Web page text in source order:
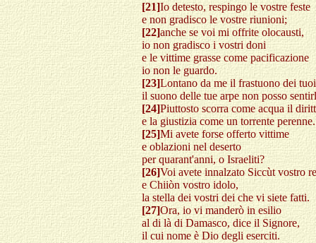
[21]Io detesto, respingo le vostre feste
e non gradisco le vostre riunioni;
[22]anche se voi mi offrite olocausti,
io non gradisco i vostri doni
e le vittime grasse come pacificazione
io non le guardo.
[23]Lontano da me il frastuono dei
il suono delle tue arpe non posso
[24]Piuttosto scorra come acqua il
e la giustizia come un torrente perenne.
[25]Mi avete forse offerto vittime
e oblazioni nel deserto
per quarant'anni, o Israeliti?
[26]Voi avete innalzato Siccùt vostro re
e Chiiòn vostro idolo,
la stella dei vostri dei che vi siete fatti.
[27]Ora, io vi manderò in esilio
al di là di Damasco, dice il Signore,
il cui nome è Dio degli eserciti.